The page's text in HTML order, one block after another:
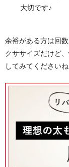
大切です♪
余裕がある方は回
クササイズだけど
してみてくださいね